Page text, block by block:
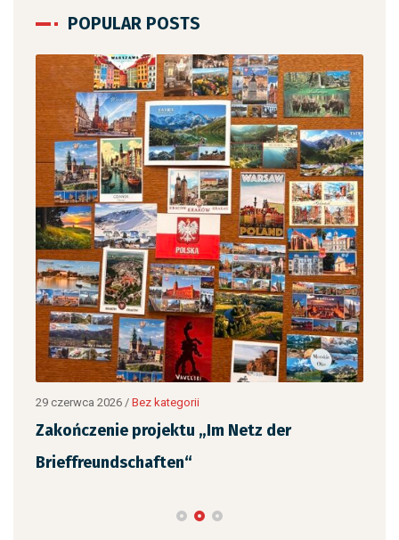
POPULAR POSTS
29 czerwca 2026 / Bez kategorii
Zakończenie projektu „Im Netz der
Brieffreundschaften“